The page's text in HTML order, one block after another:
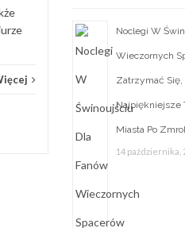
Noclegi W
Wieczornych
Zatrzymać
Najpiękniejsze
Miasta Po
14 października,